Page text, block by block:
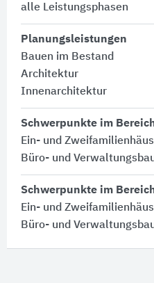
alle Leistungsphasen
Planungsleistungen
Bauen im Bestand
Architektur
Innenarchitektur
Schwerpunkte im
Ein- und
Büro- und
Schwerpunkte im
Ein- und
Büro- und